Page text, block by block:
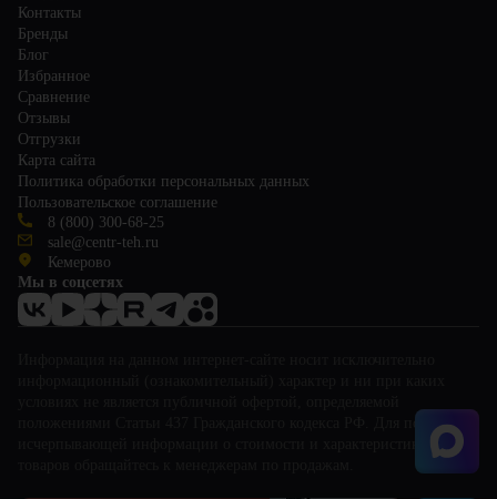
Контакты
Бренды
Блог
Избранное
Сравнение
Отзывы
Отгрузки
Карта сайта
Политика обработки персональных данных
Пользовательское соглашение
8 (800) 300-68-25
sale@centr-teh.ru
Кемерово
Мы в соцсетях
положениями Статьи 437 Гражданского кодекса РФ. Для получения